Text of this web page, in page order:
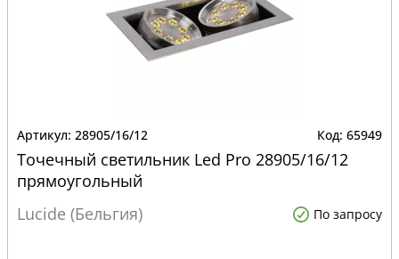
28905/16/12 65949
Точечный светильник Led Pro 28905/16/12
прямоугольный
Lucide (Бельгия)
По запросу